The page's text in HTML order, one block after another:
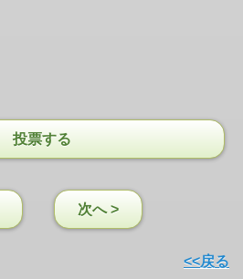
投票する
次へ >
<<戻る